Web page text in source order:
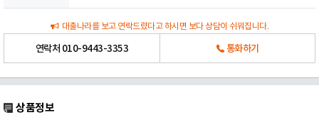
대출나라를 보고 연락드렸다고 하시면 보다 상담이 쉬워집니다.
연락처 010-9443-3353 통화하기
상품정보